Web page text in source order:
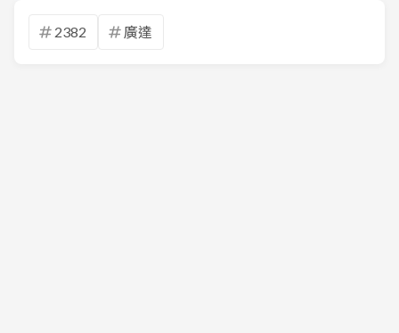
2382 廣達